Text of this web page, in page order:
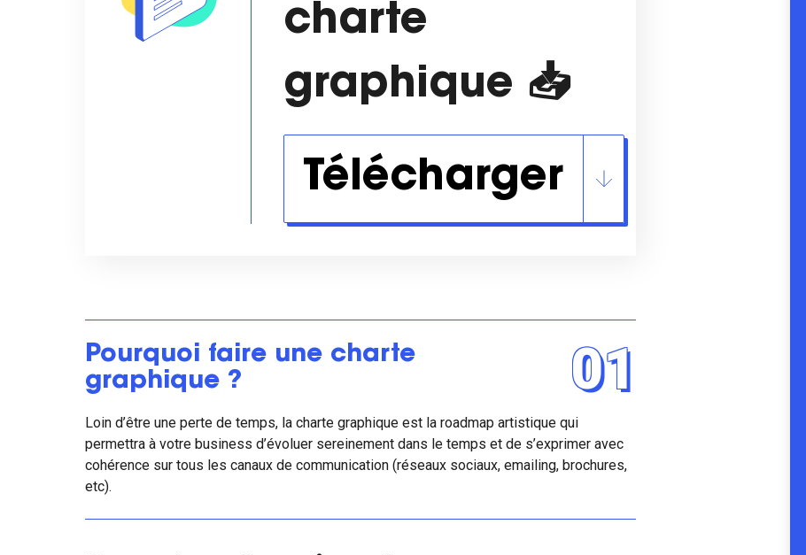
charte
graphique 📥
Télécharger
Pourquoi faire une charte
graphique ?
01
Loin d’être une perte de temps, la charte graphique est la roadmap artistique qui
permettra à votre business d’évoluer sereinement dans le temps et de s’exprimer avec
cohérence sur tous les canaux de communication (réseaux sociaux, emailing, brochures,
etc).